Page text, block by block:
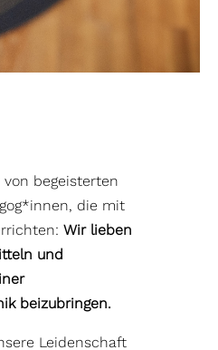
begeisterten
die mit
Wir lieben
und
beizubringen.
Leidenschaft